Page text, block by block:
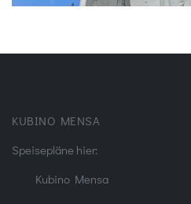
KUBINO MENSA
Speisepläne hier:
Kubino Mensa